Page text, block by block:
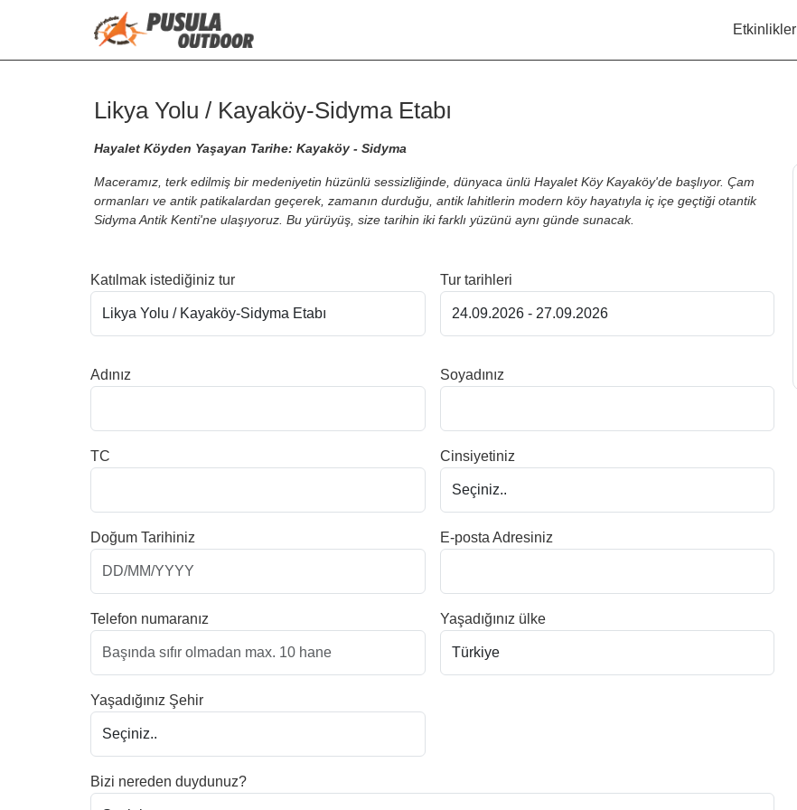
Etkinlikler
Likya Yolu / Kayaköy-Sidyma Etabı
Hayalet Köyden Yaşayan Tarihe: Kayaköy - Sidyma
Maceramız, terk edilmiş bir medeniyetin hüzünlü sessizliğinde, dünyaca ünlü Hayalet Köy Kayaköy'de başlıyor. Çam
ormanları ve antik patikalardan geçerek, zamanın durduğu, antik lahitlerin modern köy hayatıyla iç içe geçtiği otantik
Sidyma Antik Kenti'ne ulaşıyoruz. Bu yürüyüş, size tarihin iki farklı yüzünü aynı günde sunacak.
Katılmak istediğiniz tur Tur tarihleri
Adınız Soyadınız
TC Cinsiyetiniz
Doğum Tarihiniz E-posta Adresiniz
Telefon numaranız Yaşadığınız ülke
Yaşadığınız Şehir
Bizi nereden duydunuz?